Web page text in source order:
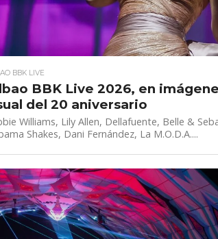
BBK LIVE
BBK Live 2026, en
del 20 aniversario
Williams, Lily Allen, Dellafuente, Belle &
Shakes, Dani Fernández, La M.O.D.A....